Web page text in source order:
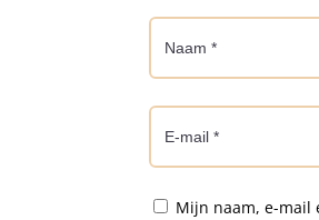
Mijn naam, e-mail